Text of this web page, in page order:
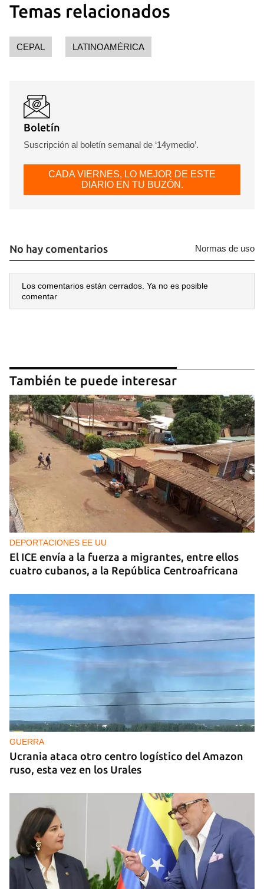
Temas relacionados
CEPAL LATINOAMÉRICA
Boletín
Suscripción al boletín semanal de ‘14ymedio’.
CADA VIERNES, LO MEJOR DE ESTE
DIARIO EN TU BUZÓN.
No hay comentarios Normas de uso
Los comentarios están cerrados. Ya no es posible
comentar
También te puede interesar
DEPORTACIONES EE UU
El ICE envía a la fuerza a migrantes, entre ellos
cuatro cubanos, a la República Centroafricana
GUERRA
Ucrania ataca otro centro logístico del Amazon
ruso, esta vez en los Urales